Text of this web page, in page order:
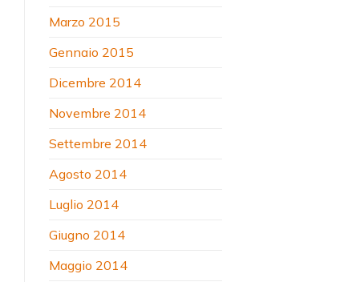
Marzo 2015
Gennaio 2015
Dicembre 2014
Novembre 2014
Settembre 2014
Agosto 2014
Luglio 2014
Giugno 2014
Maggio 2014